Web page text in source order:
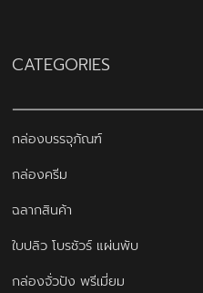
CATEGORIES
กล่องบรรจุภัณฑ์
กล่องครีม
ฉลากสินค้า
ใบปลิว โบรชัวร์ แผ่นพับ
กล่องจั่วปัง พรีเมี่ยม